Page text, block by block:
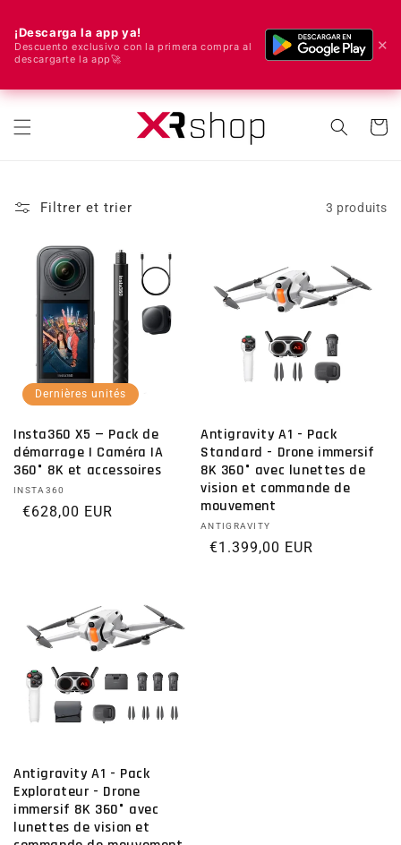
¡Descarga la app ya!
Descuento exclusivo con la primera compra al
descargarte la app🚀
✕
🌍 Nous livrons dans le monde entier ! 🚀📦
Panier
Filtrer et trier 3 produits
Dernières unités
Insta360 X5 — Pack de
démarrage | Caméra IA
360° 8K et accessoires
Distributeur :
INSTA360
Prix habituel
€628,00 EUR
Antigravity A1 - Pack
Standard - Drone immersif
8K 360° avec lunettes de
vision et commande de
mouvement
Distributeur :
ANTIGRAVITY
Prix habituel
€1.399,00 EUR
Antigravity A1 - Pack
Explorateur - Drone
immersif 8K 360° avec
lunettes de vision et